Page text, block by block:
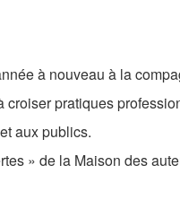
à nouveau à la
pratiques
aux publics.
» de la Maison des